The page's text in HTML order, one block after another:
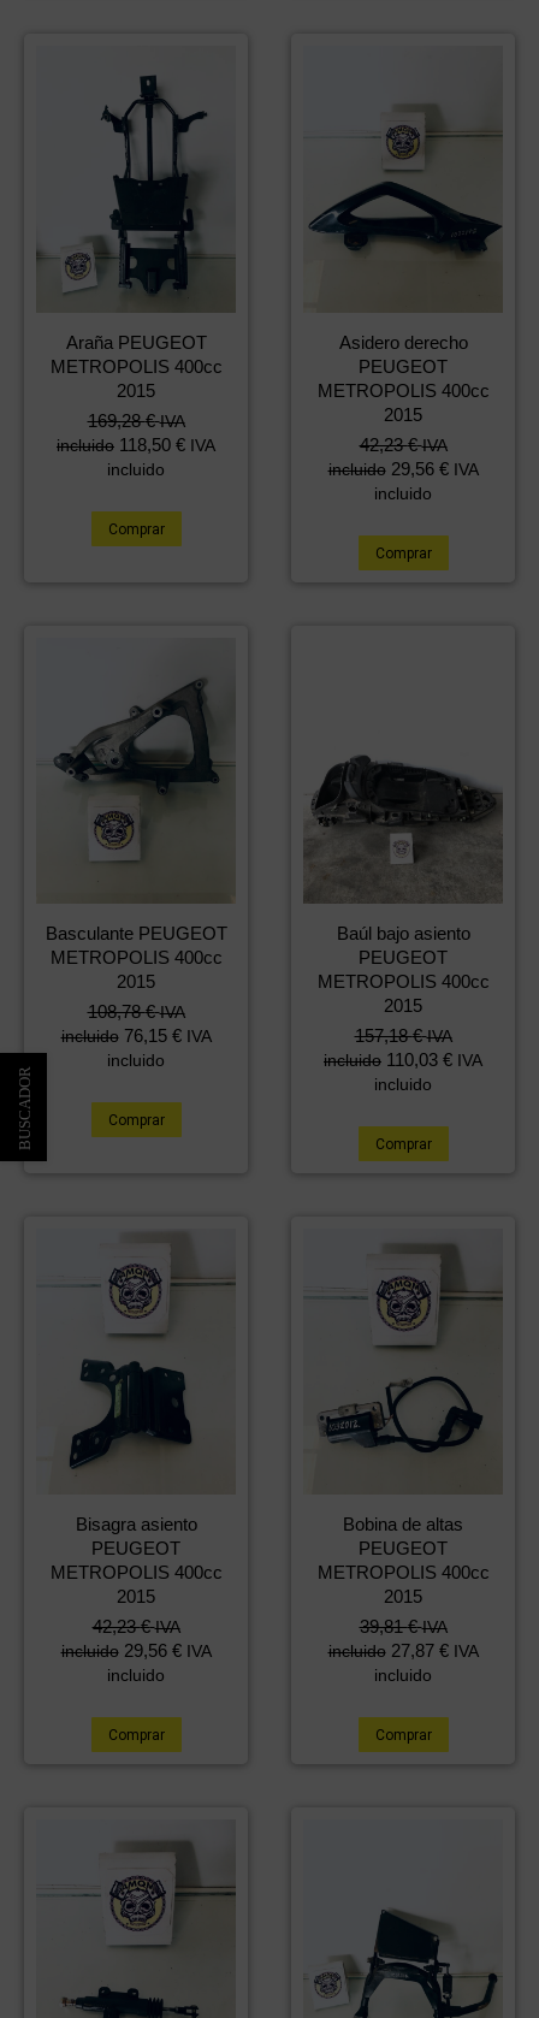
Araña PEUGEOT
METROPOLIS 400cc
2015
169,28€ IVA
incluido 118,50 € IVA
incluido
Comprar
Asidero derecho
PEUGEOT
METROPOLIS 400cc
2015
42,23€ IVA
incluido 29,56 € IVA
incluido
Comprar
Basculante PEUGEOT
METROPOLIS 400cc
2015
108,78€ IVA
incluido 76,15 € IVA
incluido
Comprar
Baúl bajo asiento
PEUGEOT
METROPOLIS 400cc
2015
157,18€ IVA
incluido 110,03 € IVA
incluido
Comprar
Bisagra asiento
PEUGEOT
METROPOLIS 400cc
2015
42,23€ IVA
incluido 29,56 € IVA
incluido
Comprar
Bobina de altas
PEUGEOT
METROPOLIS 400cc
2015
39,81€ IVA
incluido 27,87 € IVA
incluido
Comprar